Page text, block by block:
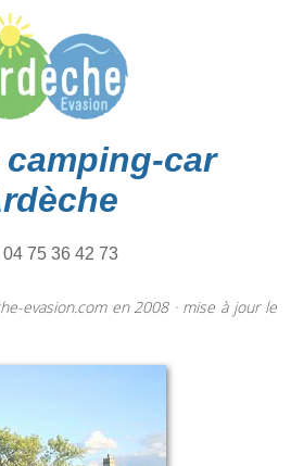
car
04 75 36 42 73
evasion.com en 2008 · mise à jour le